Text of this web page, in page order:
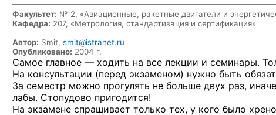
Факультет: № 2, «Авиационные, ракетные двигатели и
Кафедра: 207, «Метрология, стандартизация и сертификация»
Автор: Smit, smit@istranet.ru
Опубликовано: 2004 г.
Самое главное — ходить на все лекции и семинары.
На консультации (перед экзаменом) нужно быть
За семестр можно прогулять не больше двух раз, иначе
лабы. Стопудово пригодится!
На экзамене спрашивает только тех, у кого было